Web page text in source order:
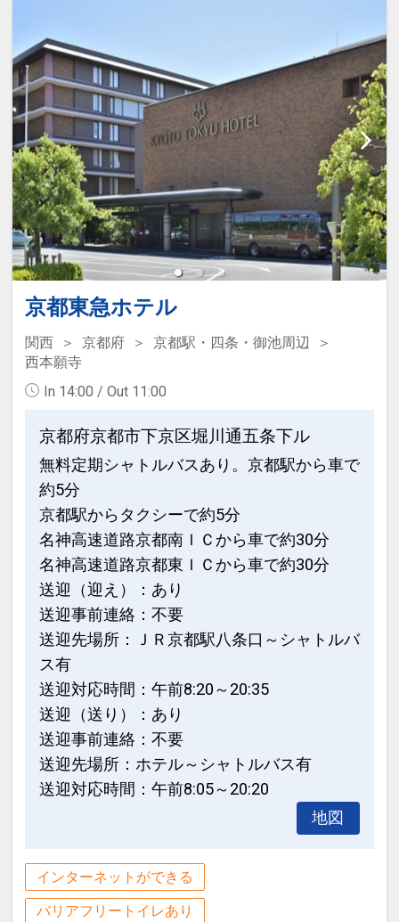
京都東急ホテル
関西 京都府
京都駅・四条・御池周辺
西本願寺
In 14:00 / Out 11:00
京都府京都市下京区堀川通五条下ル
無料定期シャトルバスあり。京都駅から車で
約5分
京都駅からタクシーで約5分
名神高速道路京都南ＩＣから車で約30分
名神高速道路京都東ＩＣから車で約30分
送迎（迎え）：あり
送迎事前連絡：不要
送迎先場所：ＪＲ京都駅八条口～シャトルバ
ス有
送迎対応時間：午前8:20～20:35
送迎（送り）：あり
送迎事前連絡：不要
送迎先場所：ホテル～シャトルバス有
送迎対応時間：午前8:05～20:20
地図
インターネットができる
バリアフリートイレあり